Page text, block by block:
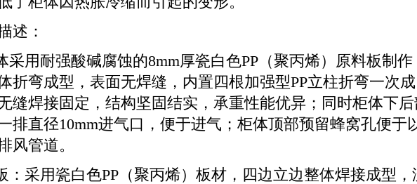
述：
采用耐强酸碱腐蚀的8mm厚瓷白色PP（聚丙烯）原料板制作
折弯成型，表面无焊缝，内置四根加强型PP立柱折弯一次成
缝焊接固定，结构坚固结实，承重性能优异；同时柜体下后
排直径10mm进气口，便于进气；柜体顶部预留蜂窝孔便于
风管道。
：采用瓷白色PP（聚丙烯）板材，四边立边整体焊接成型，